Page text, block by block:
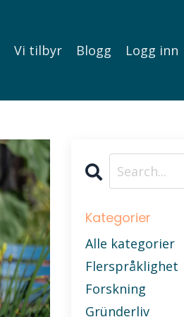
Vi tilbyr Blogg Logg inn
Kategorier
Alle kategorier
Flerspråklighet
Forskning
Gründerliv